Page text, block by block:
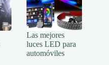
Las mejores
luces LED para
automóviles